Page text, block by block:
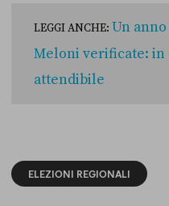
LEGGI ANCHE: Un
Meloni verificate: in
attendibile
ELEZIONI REGIONALI